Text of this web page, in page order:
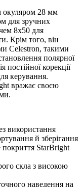
окуляром 28 мм
для зручних
8х50 для
Крім того, він
Celestron, такими
полярної
постійної корекції
керування.
вражає своєю
використання
й зберігання
StarBright
скла з високою
наведення на